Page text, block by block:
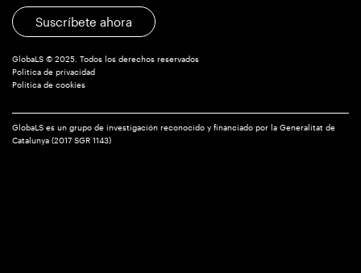
Suscríbete ahora
GlobaLS © 2025. Todos los derechos reservados
Política de privacidad
Política de cookies
GlobaLS es un grupo de investigación reconocido y financiado por la Generalitat de
Catalunya (2017 SGR 1143)